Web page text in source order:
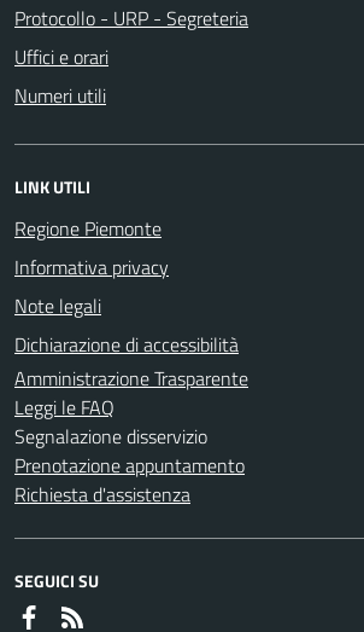
Protocollo - URP - Segreteria
Uffici e orari
Numeri utili
LINK UTILI
Regione Piemonte
Informativa privacy
Note legali
Dichiarazione di accessibilità
Amministrazione Trasparente
Leggi le FAQ
Segnalazione disservizio
Prenotazione appuntamento
Richiesta d'assistenza
SEGUICI SU